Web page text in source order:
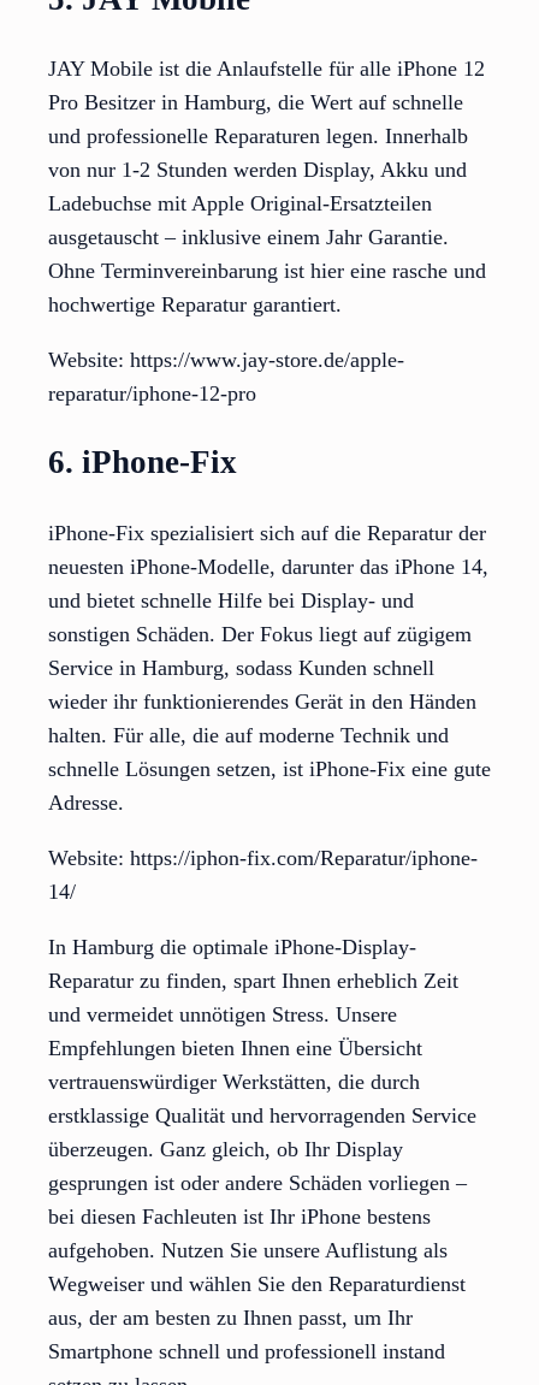
JAY Mobile ist die Anlaufstelle für alle iPhone 12
Pro Besitzer in Hamburg, die Wert auf schnelle
und professionelle Reparaturen legen. Innerhalb
von nur 1-2 Stunden werden Display, Akku und
Ladebuchse mit Apple Original-Ersatzteilen
ausgetauscht – inklusive einem Jahr Garantie.
Ohne Terminvereinbarung ist hier eine rasche und
hochwertige Reparatur garantiert.
Website: https://www.jay-store.de/apple-
reparatur/iphone-12-pro
6. iPhone-Fix
iPhone-Fix spezialisiert sich auf die Reparatur der
neuesten iPhone-Modelle, darunter das iPhone 14,
und bietet schnelle Hilfe bei Display- und
sonstigen Schäden. Der Fokus liegt auf zügigem
Service in Hamburg, sodass Kunden schnell
wieder ihr funktionierendes Gerät in den Händen
halten. Für alle, die auf moderne Technik und
schnelle Lösungen setzen, ist iPhone-Fix eine gute
Adresse.
Website: https://iphon-fix.com/Reparatur/iphone-
14/
In Hamburg die optimale iPhone-Display-
Reparatur zu finden, spart Ihnen erheblich Zeit
und vermeidet unnötigen Stress. Unsere
Empfehlungen bieten Ihnen eine Übersicht
vertrauenswürdiger Werkstätten, die durch
erstklassige Qualität und hervorragenden Service
überzeugen. Ganz gleich, ob Ihr Display
gesprungen ist oder andere Schäden vorliegen –
bei diesen Fachleuten ist Ihr iPhone bestens
aufgehoben. Nutzen Sie unsere Auflistung als
Wegweiser und wählen Sie den Reparaturdienst
aus, der am besten zu Ihnen passt, um Ihr
Smartphone schnell und professionell instand